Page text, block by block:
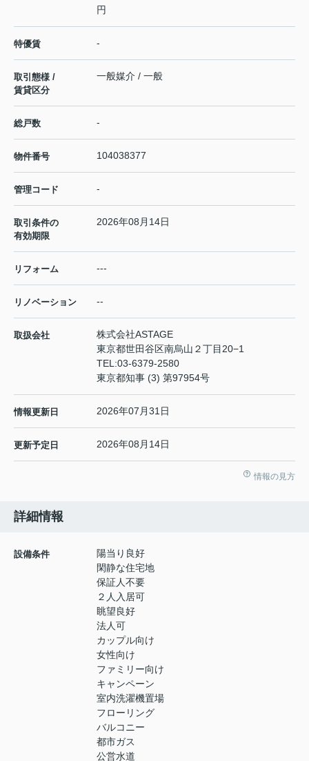
円
特優賃 -
取引態様 /
賃貸区分
一般媒介 / 一般
総戸数 -
物件番号 104038377
管理コード -
取引条件の
有効期限
2026年08月14日
リフォーム ---
リノベーション --
取扱会社
株式会社ASTAGE
東京都世田谷区南烏山２丁目20−1
TEL:03-6379-2580
東京都知事 (3) 第97954号
情報更新日 2026年07月31日
更新予定日 2026年08月14日
情報の見方
詳細情報
設備条件
陽当り良好
閑静な住宅地
保証人不要
２人入居可
眺望良好
法人可
カップル向け
女性向け
ファミリー向け
キャンペーン
室内洗濯機置場
フローリング
バルコニー
都市ガス
公営水道